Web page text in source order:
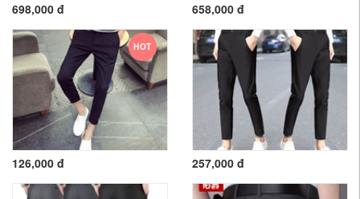
698,000 đ 658,000 đ
HOT
126,000 đ 257,000 đ